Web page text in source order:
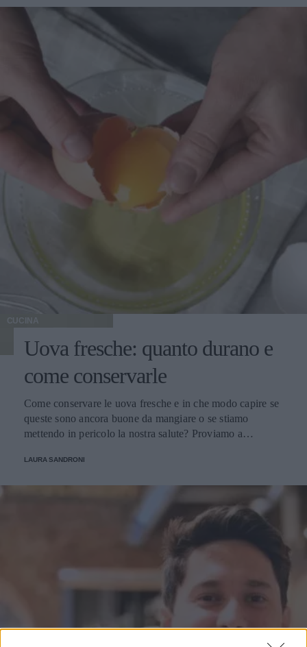
CUCINA
Uova fresche: quanto durano e
come conservarle
Come conservare le uova fresche e in che modo capire se
queste sono ancora buone da mangiare o se stiamo
mettendo in pericolo la nostra salute? Proviamo a
LAURA SANDRONI